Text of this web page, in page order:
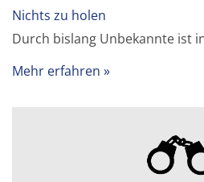
Nichts zu holen
Durch bislang Unbekannte ist
Mehr erfahren